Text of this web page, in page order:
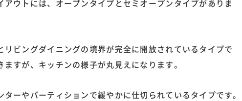
ウトには、オープンタイプとセミオープンタイプがありま
リビングダイニングの境界が完全に開放されているタイプで
すが、キッチンの様子が丸見えになります。
ターやパーティションで緩やかに仕切られているタイプです。